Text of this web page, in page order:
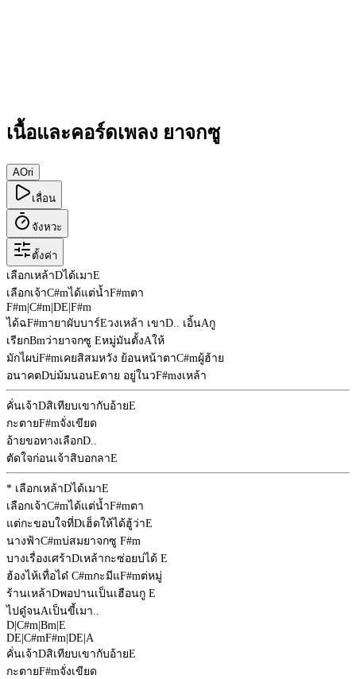
เนื้อและคอร์ดเพลง ยาจกซู
AOri
เลื่อน
จังหวะ
ตั้งค่า
เลือกเหล้าDได้เมาE
เลือกเจ้าC#mได้แต่น้ำF#mตา
F#m C#m DE F#m
ได้ฉF#mายาผับบาร์Eวงเหล้า เขาD.. เอิ้นAกู
เรียกBmว่ายาจกซู Eหมู่มันตั้งAให้
มักไผบ่F#mเคยสิสมหวัง ย้อนหน้าตาC#mผู้ฮ้าย
อนาคตDบ่ม้มนอนEตาย อยู่ในวF#mงเหล้า
คั่นเจ้าDสิเทียบเขากับอ้ายE
กะตายF#mจั่งเขียด
อ้ายขอทางเลือกD..
ตัดใจก่อนเจ้าสิบอกลาE
* เลือกเหล้าDได้เมาE
เลือกเจ้าC#mได้แต่น้ำF#mตา
แต่กะขอบใจที่Dเฮ็ดให้ได้ฮู้ว่าE
นางฟ้าC#mบ่สมยาจกซู F#m
บางเรื่องเศร้าDเหล้ากะซ่อยบ่ได้ E
ฮ้องไห้เทื่อได๋ C#mกะมีแF#mต่หมู่
ร้านเหล้าDพอปานเป็นเฮือนกู E
ไปดู๋จนAเป็นขี้เมา..
D C#m Bm E
DE C#mF#m DE A
คั่นเจ้าDสิเทียบเขากับอ้ายE
กะตายF#mจั่งเขียด